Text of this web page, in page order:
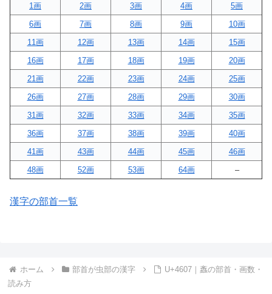
1画 2画 3画 4画
5画
6画
7画 8画 9画
10画
11画
12画 13画 14画
15画
16画
17画 18画 19画
20画
21画
22画 23画 24画
25画
26画
27画 28画 29画
30画
31画
32画 33画 34画
35画
36画
37画 38画 39画
40画
41画
43画 44画 45画
46画
48画
52画 53画 64画 –
漢字の部首一覧
ホーム 部首が虫部の漢字
U+4607｜䘇の部首・画数・
読み方